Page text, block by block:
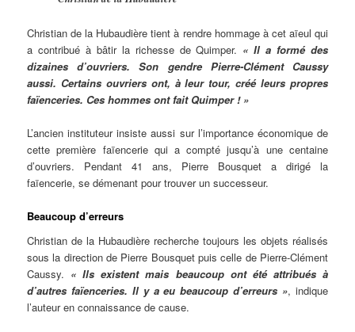
Christian de la Hubaudière tient à rendre hommage à cet aïeul qui
a contribué à bâtir la richesse de Quimper. « Il a formé des
dizaines d’ouvriers. Son gendre Pierre-Clément Caussy
aussi. Certains ouvriers ont, à leur tour, créé leurs propres
faïenceries. Ces hommes ont fait Quimper ! »
L’ancien instituteur insiste aussi sur l’importance économique de
cette première faïencerie qui a compté jusqu’à une centaine
d’ouvriers. Pendant 41 ans, Pierre Bousquet a dirigé la
faïencerie, se démenant pour trouver un successeur.
Beaucoup d’erreurs
Christian de la Hubaudière recherche toujours les objets réalisés
sous la direction de Pierre Bousquet puis celle de Pierre-Clément
Caussy. « Ils existent mais beaucoup ont été attribués à
d’autres faïenceries. Il y a eu beaucoup d’erreurs », indique
l’auteur en connaissance de cause.